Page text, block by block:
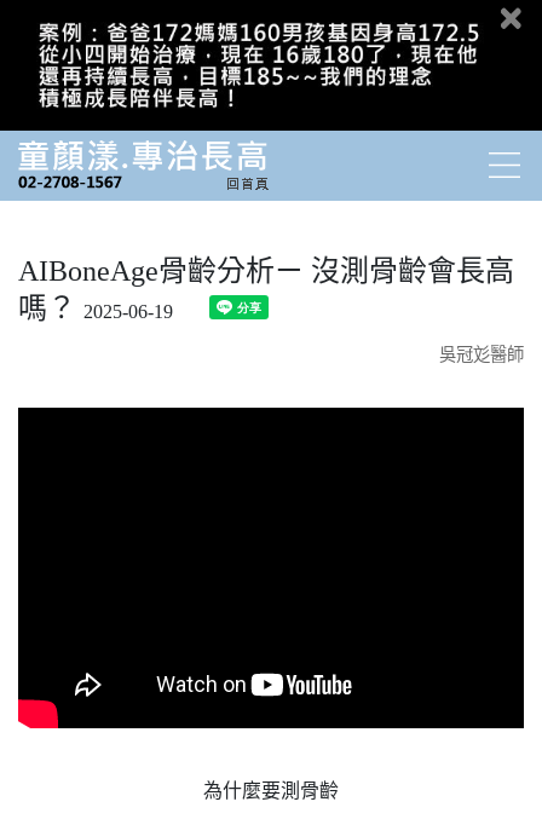
AIBoneAge骨齡分析ㄧ 沒測骨齡會長高
嗎？
2025-06-19
吳冠彣醫師
為什麼要測骨齡